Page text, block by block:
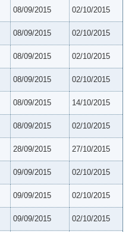
08/09/2015 02/10/2015
08/09/2015 02/10/2015
08/09/2015 02/10/2015
08/09/2015 02/10/2015
08/09/2015 14/10/2015
08/09/2015 02/10/2015
28/09/2015 27/10/2015
09/09/2015 02/10/2015
09/09/2015 02/10/2015
09/09/2015 02/10/2015